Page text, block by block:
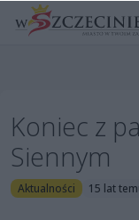
Koniec z
Siennym
Aktualności 15 lat